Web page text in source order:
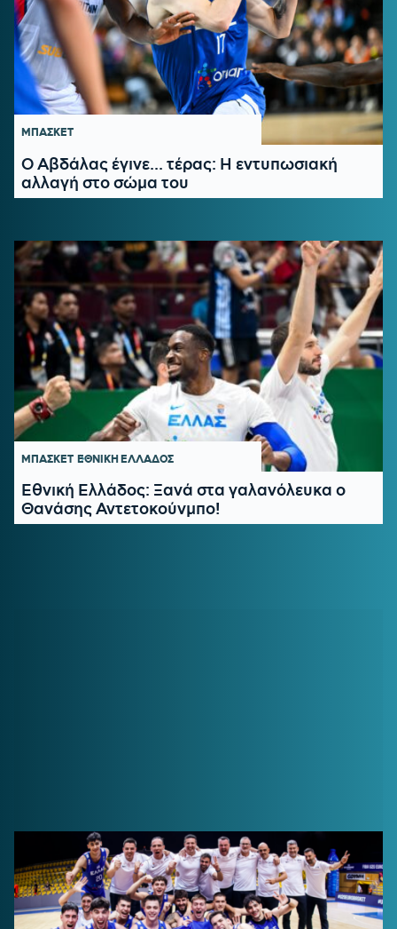
ΜΠΑΣΚΕΤ
Ο Αβδάλας έγινε... τέρας: Η εντυπωσιακή
αλλαγή στο σώμα του
ΜΠΑΣΚΕΤ ΕΘΝΙΚΗ ΕΛΛΑΔΟΣ
Εθνική Ελλάδος: Ξανά στα γαλανόλευκα ο
Θανάσης Αντετοκούνμπο!